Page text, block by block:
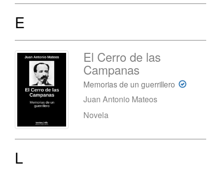
E
El Cerro de las
Campanas
Memorias de un guerrillero
Juan Antonio Mateos
Novela
L